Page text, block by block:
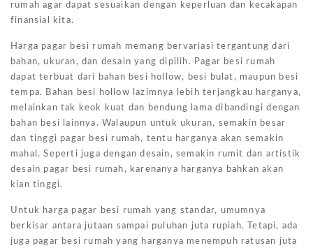
rumah agar dapat sesuaikan dengan keperluan dan kecakapan
finansial kita.
Harga pagar besi rumah memang bervariasi tergantung dari
bahan, ukuran, dan desain yang dipilih. Pagar besi rumah
dapat terbuat dari bahan besi hollow, besi bulat, maupun besi
tempa. Bahan besi hollow lazimnya lebih terjangkau harganya,
melainkan tak keok kuat dan bendung lama dibandingi dengan
bahan besi lainnya. Walaupun untuk ukuran, semakin besar
dan tinggi pagar besi rumah, tentu harganya akan semakin
mahal. Seperti juga dengan desain, semakin rumit dan artistik
desain pagar besi rumah, karenanya harganya bahkan akan
kian tinggi.
Untuk harga pagar besi rumah yang standar, umumnya
berkisar antara jutaan sampai puluhan juta rupiah. Tetapi, ada
juga pagar besi rumah yang harganya menempuh ratusan juta